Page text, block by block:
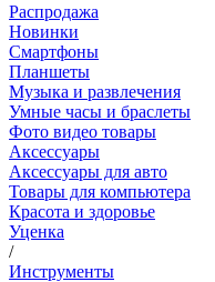
Распродажа
Новинки
Смартфоны
Планшеты
Музыка и развлечения
Умные часы и браслеты
Фото видео товары
Аксессуары
Аксессуары для авто
Товары для компьютера
Красота и здоровье
Уценка
/
Инструменты